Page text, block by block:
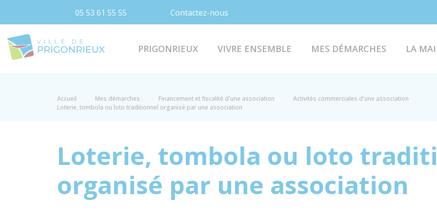
05 53 61 55 55 Contactez-nous
PRIGONRIEUX VIVRE ENSEMBLE MES DÉMARCHES LA
Accueil Mes démarches Financement et fiscalité d'une association
Activités commerciales d'une association
Loterie, tombola ou loto traditionnel organisé par une association
Loterie, tombola ou loto
organisé par une association